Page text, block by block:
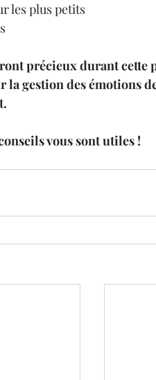
les plus petits
précieux durant cette
gestion des émotions
vous sont utiles !